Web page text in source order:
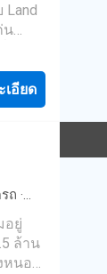
น
เพียง
ล
น
ล้
เอียด
ถ ·
ยาม
อยู่
ล้าน
นอง